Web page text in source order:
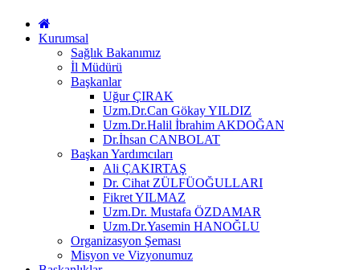
Kurumsal
Sağlık Bakanımız
İl Müdürü
Başkanlar
Uğur ÇIRAK
Uzm.Dr.Can Gökay YILDIZ
Uzm.Dr.Halil İbrahim AKDOĞAN
Dr.İhsan CANBOLAT
Başkan Yardımcıları
Ali ÇAKIRTAŞ
Dr. Cihat ZÜLFÜOĞULLARI
Fikret YILMAZ
Uzm.Dr. Mustafa ÖZDAMAR
Uzm.Dr.Yasemin HANOĞLU
Organizasyon Şeması
Misyon ve Vizyonumuz